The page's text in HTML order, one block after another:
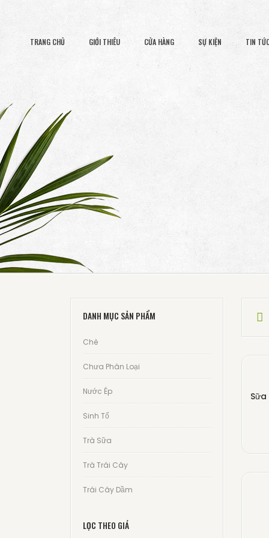
TRANG CHỦ GIỚI THIÊU CỬA HÀNG SỰ KIỆN TIN
DANH MỤC SẢN PHẨM
Chè
Chưa Phân Loại
Nước Ép
Sinh Tố
Trà Sữa
Trà Trái Cây
Trái Cây Dầm
LỌC THEO GIÁ